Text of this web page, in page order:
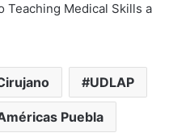
Teaching Medical Skills a
UDLAP
Puebla